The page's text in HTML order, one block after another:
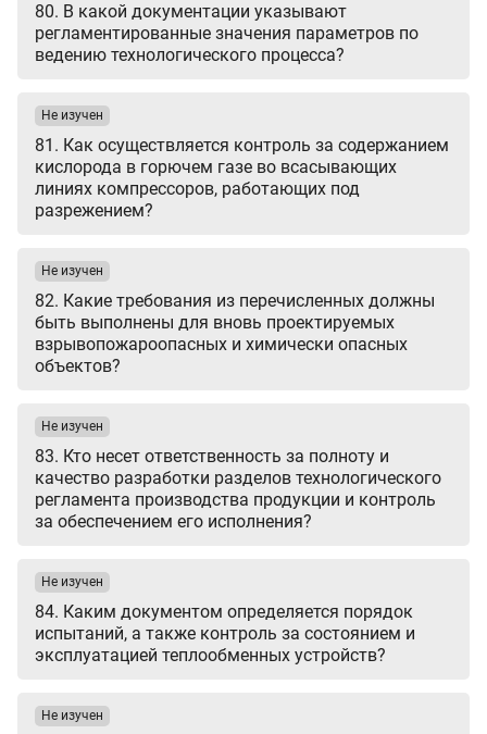
80. В какой документации указывают
регламентированные значения параметров по
ведению технологического процесса?
81. Как осуществляется контроль за содержанием
кислорода в горючем газе во всасывающих
линиях компрессоров, работающих под
разрежением?
Не изучен
82. Какие требования из перечисленных должны
быть выполнены для вновь проектируемых
взрывопожароопасных и химически опасных
объектов?
Не изучен
83. Кто несет ответственность за полноту и
качество разработки разделов технологического
регламента производства продукции и контроль
за обеспечением его исполнения?
Не изучен
84. Каким документом определяется порядок
испытаний, а также контроль за состоянием и
эксплуатацией теплообменных устройств?
Не изучен
Не изучен